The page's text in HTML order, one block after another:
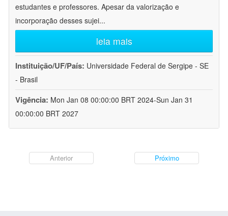
estudantes e professores. Apesar da valorização e
incorporação desses sujei...
leia mais
Instituição/UF/País: Universidade Federal de Sergipe - SE
- Brasil
Vigência: Mon Jan 08 00:00:00 BRT 2024-Sun Jan 31
00:00:00 BRT 2027
Anterior Próximo